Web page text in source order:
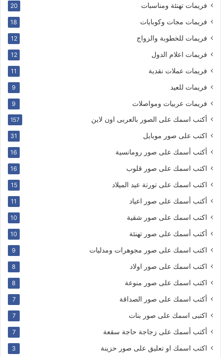
فريمات تهنئة ومناسبات 20
فريمات مجات وكوبايات 18
فريمات للخطوبة والزواج 12
فريمات اعلام الدول 12
فريمات عملات نقدية 11
فريمات للعيد 9
فريمات عربيات ومواصلات 9
أكتب اسمك على الصور بالعربى اون لاين 157
اكتب على صور موبايل 31
أكتب أسمك على صور رومانسية 16
اكتب اسمك على صور قلوب 16
اكتب اسمك على تورتة عيد الميلاد 15
أكتب أسمك على صور اعياد 11
اكتب اسمك على صور شقية 10
أكتب أسمك على صور تهنئة 10
اكتب اسمك على صور مجوهرات ومدليات 9
اكتب اسمك على صور اولاد 8
اكتب اسمك على صور منوعة 8
أكتب اسمك على صور الصداقة 7
اكتبى اسمك على صور بنات 7
أكتب أسمك على زجاجة حاجة سقعة 7
اكتب اسمك او تعليق على صور حزينة 3